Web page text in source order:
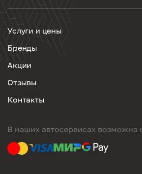
Услуги и цены
Бренды
Акции
Отзывы
Контакты
В наших автосервисах возможна